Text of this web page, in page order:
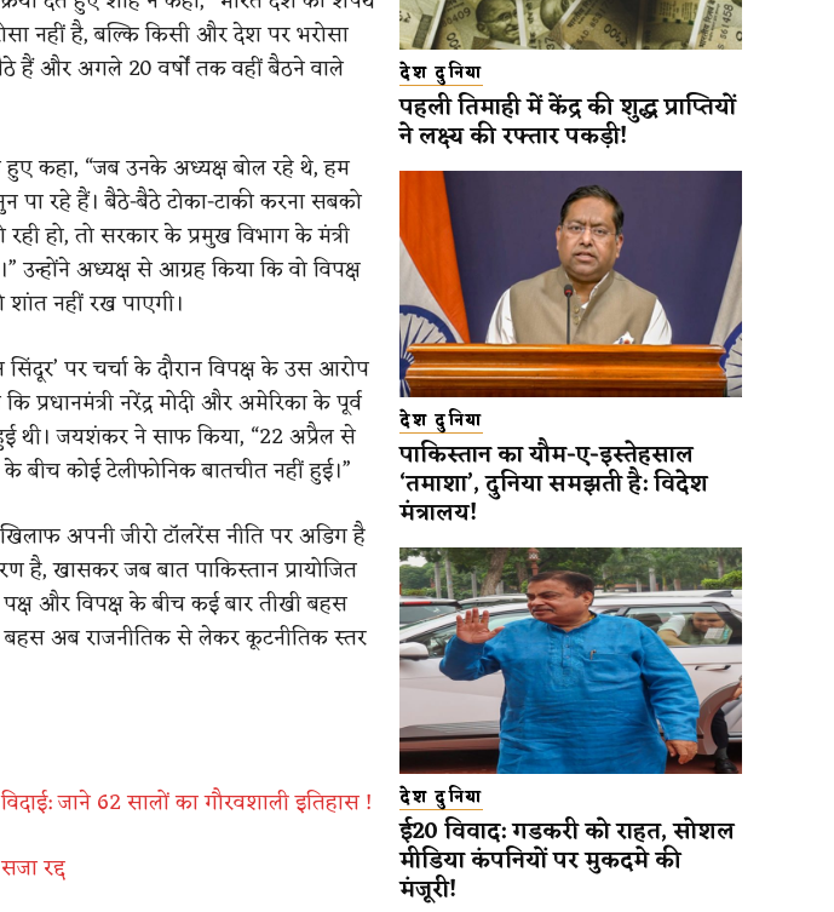
नहीं है, बल्कि किसी और देश पर भरोसा
हैं और अगले 20 वर्षों तक वहीं बैठने वाले
कहा, “जब उनके अध्यक्ष बोल रहे थे, हम
पा रहे हैं। बैठे-बैठे टोका-टाकी करना सबको
हो, तो सरकार के प्रमुख विभाग के मंत्री
उन्होंने अध्यक्ष से आग्रह किया कि वो विपक्ष
नहीं रख पाएगी।
पर चर्चा के दौरान विपक्ष के उस आरोप
प्रधानमंत्री नरेंद्र मोदी और अमेरिका के पूर्व
हुई थी। जयशंकर ने साफ किया, “22 अप्रैल से
के बीच कोई टेलीफोनिक बातचीत नहीं हुई।”
अपनी जीरो टॉलरेंस नीति पर अडिग है
है, खासकर जब बात पाकिस्तान प्रायोजित
और विपक्ष के बीच कई बार तीखी बहस
अब राजनीतिक से लेकर कूटनीतिक स्तर
जाने 62 सालों का गौरवशाली इतिहास !
रद्द
देश दुनिया
पहली तिमाही में केंद्र की शुद्ध प्राप्तियों
ने लक्ष्य की रफ्तार पकड़ी!
देश दुनिया
पाकिस्तान का यौम-ए-इस्तेहसाल
‘तमाशा’, दुनिया समझती है: विदेश
मंत्रालय!
देश दुनिया
ई20 विवाद: गडकरी को राहत, सोशल
मीडिया कंपनियों पर मुकदमे की
मंजूरी!